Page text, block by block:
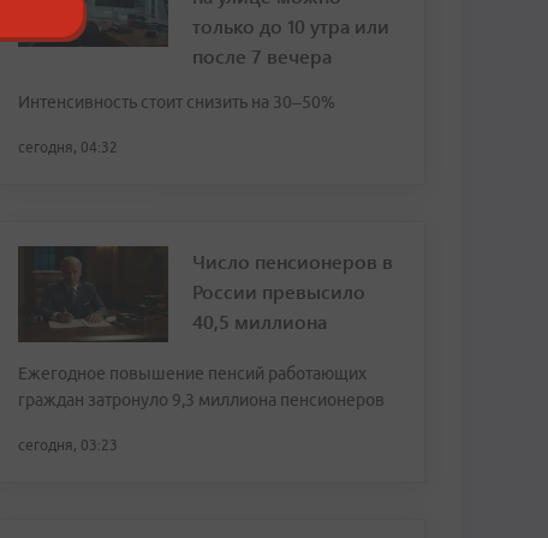
только до 10 утра или
после 7 вечера
Интенсивность стоит снизить на 30–50%
сегодня, 04:32
Число пенсионеров в
России превысило
40,5 миллиона
Ежегодное повышение пенсий работающих
граждан затронуло 9,3 миллиона пенсионеров
сегодня, 03:23